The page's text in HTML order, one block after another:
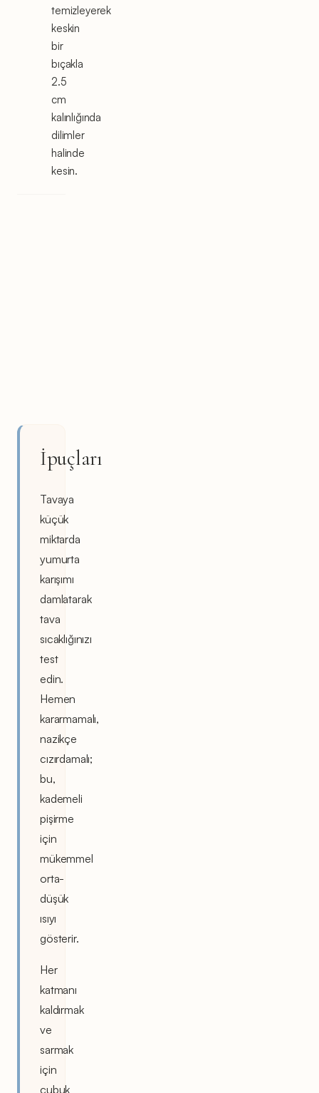
temizleyerek
keskin
bir
bıçakla
2.5
cm
kalınlığında
dilimler
halinde
kesin.
İpuçları
Tavaya
küçük
miktarda
yumurta
karışımı
damlatarak
tava
sıcaklığınızı
test
edin.
Hemen
kararmamalı,
nazikçe
cızırdamalı;
bu,
kademeli
pişirme
için
mükemmel
orta-
düşük
ısıyı
gösterir.
Her
katmanı
kaldırmak
ve
sarmak
için
çubuk